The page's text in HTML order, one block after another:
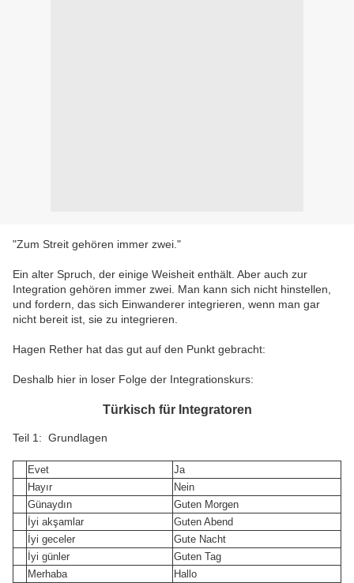
"Zum Streit gehören immer zwei."
Ein alter Spruch, der einige Weisheit enthält. Aber auch zur
Integration gehören immer zwei. Man kann sich nicht hinstellen,
und fordern, das sich Einwanderer integrieren, wenn man gar
nicht bereit ist, sie zu integrieren.
Hagen Rether hat das gut auf den Punkt gebracht:
Deshalb hier in loser Folge der Integrationskurs:
Türkisch für Integratoren
Teil 1: Grundlagen
Evet
Ja
Hayır
Nein
Günaydın
Guten Morgen
İyi akşamlar
Guten Abend
İyi geceler
Gute Nacht
İyi günler
Guten Tag
Merhaba
Hallo